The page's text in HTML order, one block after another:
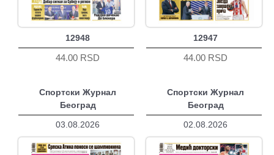
12948
44.00 RSD
12947
44.00 RSD
Спортски Журнал
Београд
03.08.2026
Спортски Журнал
Београд
02.08.2026